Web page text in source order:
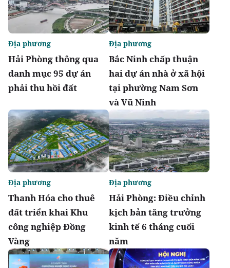
Hải Phòng thông qua
danh mục 95 dự án
phải thu hồi đất
Địa phương
Bắc Ninh chấp thuận
hai dự án nhà ở xã hội
tại phường Nam Sơn
và Vũ Ninh
Địa phương
Thanh Hóa cho thuê
đất triển khai Khu
công nghiệp Đồng
Vàng
Địa phương
Hải Phòng: Điều chỉnh
kịch bản tăng trưởng
kinh tế 6 tháng cuối
năm
Địa phương